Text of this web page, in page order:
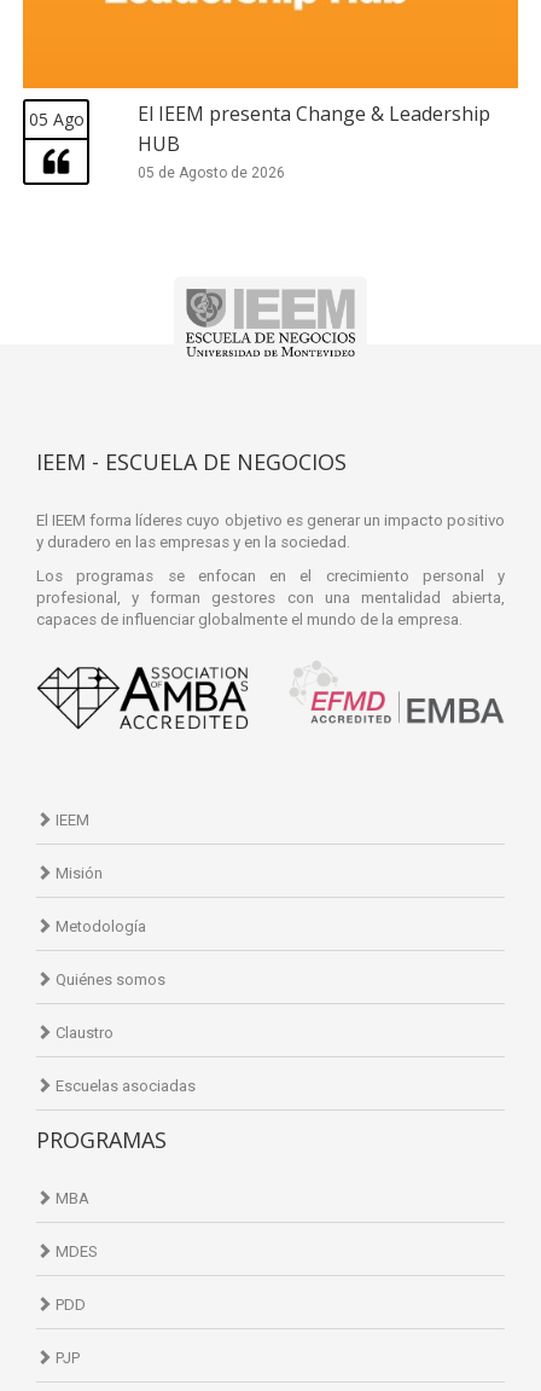
05 Ago
El IEEM presenta Change & Leadership
HUB
05 de Agosto de 2026
IEEM - ESCUELA DE NEGOCIOS
El IEEM forma líderes cuyo objetivo es generar un impacto positivo
y duradero en las empresas y en la sociedad.
Los programas se enfocan en el crecimiento personal y
profesional, y forman gestores con una mentalidad abierta,
capaces de influenciar globalmente el mundo de la empresa.
IEEM
Misión
Metodología
Quiénes somos
Claustro
Escuelas asociadas
PROGRAMAS
MBA
MDES
PDD
PJP